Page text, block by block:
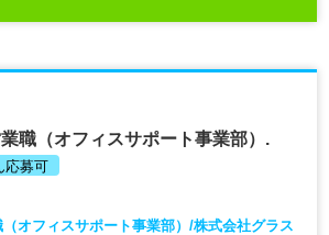
（オフィスサポート事業部）.
応募可
フィスサポート事業部）/株式会社グラス